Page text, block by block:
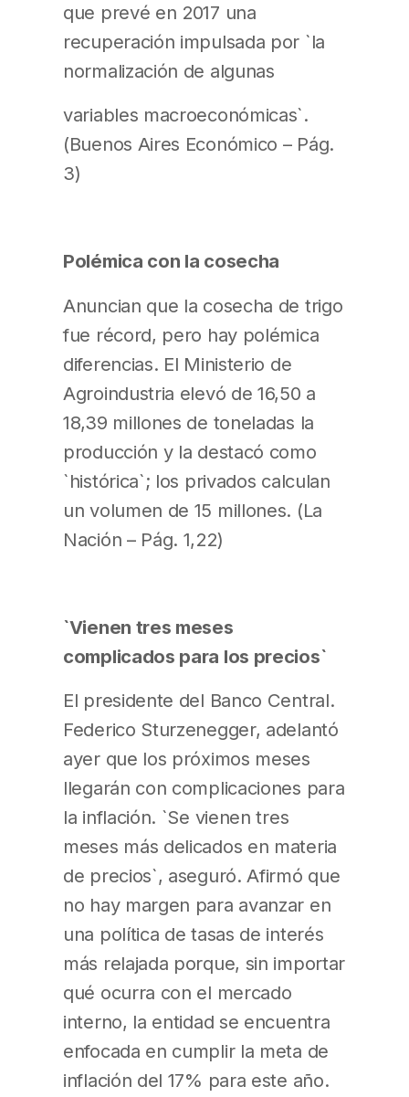
que prevé en 2017 una
recuperación impulsada por `la
normalización de algunas
variables macroeconómicas`.
(Buenos Aires Económico – Pág.
3)
Polémica con la cosecha
Anuncian que la cosecha de trigo
fue récord, pero hay polémica
diferencias. El Ministerio de
Agroindustria elevó de 16,50 a
18,39 millones de toneladas la
producción y la destacó como
`histórica`; los privados calculan
un volumen de 15 millones. (La
Nación – Pág. 1,22)
`Vienen tres meses
complicados para los precios`
El presidente del Banco Central.
Federico Sturzenegger, adelantó
ayer que los próximos meses
llegarán con complicaciones para
la inflación. `Se vienen tres
meses más delicados en materia
de precios`, aseguró. Afirmó que
no hay margen para avanzar en
una política de tasas de interés
más relajada porque, sin importar
qué ocurra con el mercado
interno, la entidad se encuentra
enfocada en cumplir la meta de
inflación del 17% para este año.